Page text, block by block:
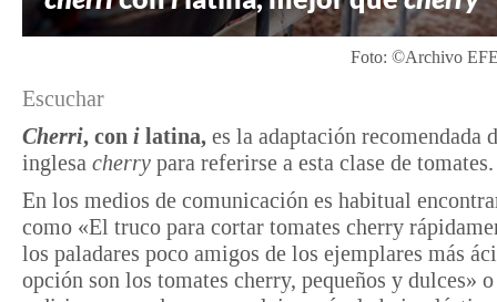
Foto: ©Archivo
Escuchar
Cherri, con i latina, es la adaptación recomendada
inglesa cherry para referirse a esta clase de tomates.
En los medios de comunicación es habitual
como «El truco para cortar tomates cherry
los paladares poco amigos de los ejemplares más
opción son los tomates cherry, pequeños y dulces»